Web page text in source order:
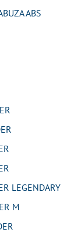
ABS
LEGENDARY
M